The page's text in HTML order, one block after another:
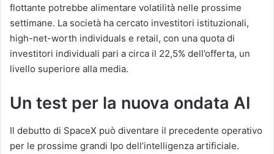
flottante potrebbe alimentare volatilità nelle prossime
settimane. La società ha cercato investitori istituzionali,
high-net-worth individuals e retail, con una quota di
investitori individuali pari a circa il 22,5% dell’offerta, un
livello superiore alla media.
Un test per la nuova ondata AI
Il debutto di SpaceX può diventare il precedente operativo
per le prossime grandi Ipo dell’intelligenza artificiale.